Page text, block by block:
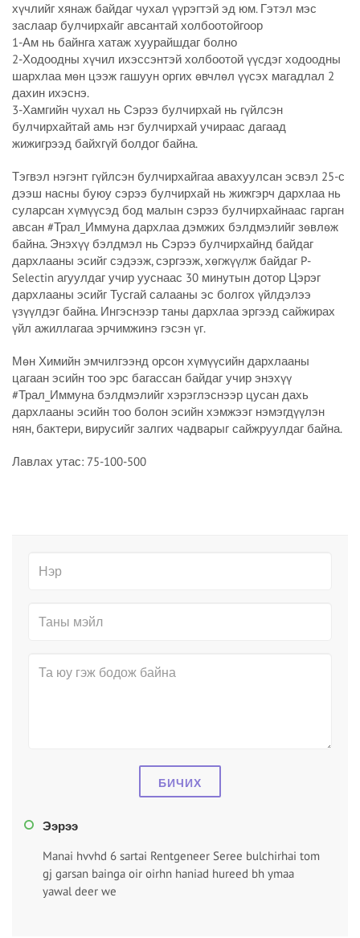
хүчлийг хянаж байдаг чухал үүрэгтэй эд юм. Гэтэл мэс
заслаар булчирхайг авсантай холбоотойгоор
1-Ам нь байнга хатаж хуурайшдаг болно
2-Ходоодны хүчил ихэссэнтэй холбоотой үүсдэг ходоодны
шархлаа мөн цээж гашуун оргих өвчлөл үүсэх магадлал 2
дахин ихэснэ.
3-Хамгийн чухал нь Сэрээ булчирхай нь гүйлсэн
булчирхайтай амь нэг булчирхай учираас дагаад
жижигрээд байхгүй болдог байна.
Тэгвэл нэгэнт гүйлсэн булчирхайгаа авахуулсан эсвэл 25-с
дээш насны буюу сэрээ булчирхай нь жижгэрч дархлаа нь
суларсан хүмүүсэд бод малын сэрээ булчирхайнаас гарган
авсан #Трал_Иммуна дархлаа дэмжих бэлдмэлийг зөвлөж
байна. Энэхүү бэлдмэл нь Сэрээ булчирхайнд байдаг
дархлааны эсийг сэдээж, сэргээж, хөгжүүлж байдаг P-
Selectin агуулдаг учир ууснаас 30 минутын дотор Цэрэг
дархлааны эсийг Тусгай салааны эс болгох үйлдэлээ
үзүүлдэг байна. Ингэснээр таны дархлаа эргээд сайжирах
үйл ажиллагаа эрчимжинэ гэсэн үг.
Мөн Химийн эмчилгээнд орсон хүмүүсийн дархлааны
цагаан эсийн тоо эрс багассан байдаг учир энэхүү
#Трал_Иммуна бэлдмэлийг хэрэглэснээр цусан дахь
дархлааны эсийн тоо болон эсийн хэмжээг нэмэгдүүлэн
нян, бактери, вирусийг залгих чадварыг сайжруулдаг байна.
Лавлах утас: 75-100-500
БИЧИХ
Ээрээ
Manai hvvhd 6 sartai Rentgeneer Seree bulchirhai tom
gj garsan bainga oir oirhn haniad hureed bh ymaa
yawal deer we